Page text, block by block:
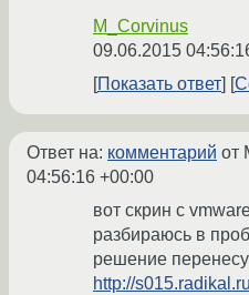
M_Corvinus
09.06.2015
Показать ответ
Ответ на: комментарий от
04:56:16 +00:00
вот скрин с
разбираюсь в
решение
http://